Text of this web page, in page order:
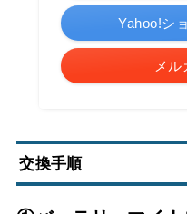
Yahoo!シ
メ
交換手順